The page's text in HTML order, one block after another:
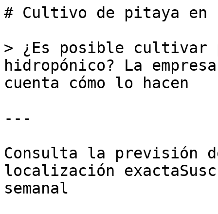
# Cultivo de pitaya en
> ¿Es posible cultivar
hidropónico? La
cuenta cómo lo hacen
---
Consulta la previsión
localización
semanal